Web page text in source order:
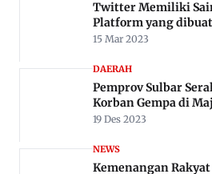
Twitter Memiliki
Platform yang
15 Mar 2023
DAERAH
Pemprov Sulbar
Korban Gempa di
19 Des 2023
NEWS
Kemenangan